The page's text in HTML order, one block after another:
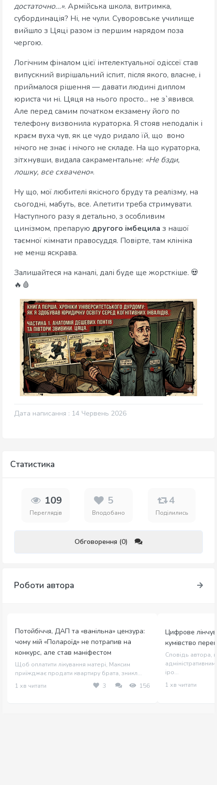
достаточно...». Армійська школа, витримка,
субординація? Ні, не чули. Суворовське училище
вийшло з Цяці разом із першим нарядом поза
чергою.
Логічним фіналом цієї інтелектуальної одіссеї став
випускний вирішальний іспит, після якого, власне, і
приймалося рішення — давати людині диплом
юриста чи ні. Цяця на нього просто... не з`явився.
Але перед самим початком екзамену його по
телефону визвонила кураторка. Я стояв неподалік і
краєм вуха чув, як це чудо ридало їй, що воно
нічого не знає і нічого не складе. На що кураторка,
зітхнувши, видала сакраментальне: «Не бзди,
лошку, все схвачено».
Ну що, мої любителі якісного бруду та реалізму, на
сьогодні, мабуть, все. Апетити треба стримувати.
Наступного разу я детально, з особливим
цинізмом, препарую другого імбецила з нашої
таємної кімнати правосуддя. Повірте, там клініка
не менш яскрава.
Залишайтеся на каналі, далі буде ще жорсткіше. 💀
🔥🩸
Дата написання : 14 Червень 2026
Статистика
109
Переглядів
5
Вподобано
4
Поділились
Обговорення (0)
Роботи автора
Потойбіччя, ДАП та «ванільна» цензура:
чому мій «Полароїд» не потрапив на
конкурс, але став маніфестом
Щоб оплатити лікування матері, Максим
приїжджає продати квартиру брата, зникл...
1 хв читати
3 156
Цифрове
кумівство
Сповідь автора,
іро...
1 хв читати